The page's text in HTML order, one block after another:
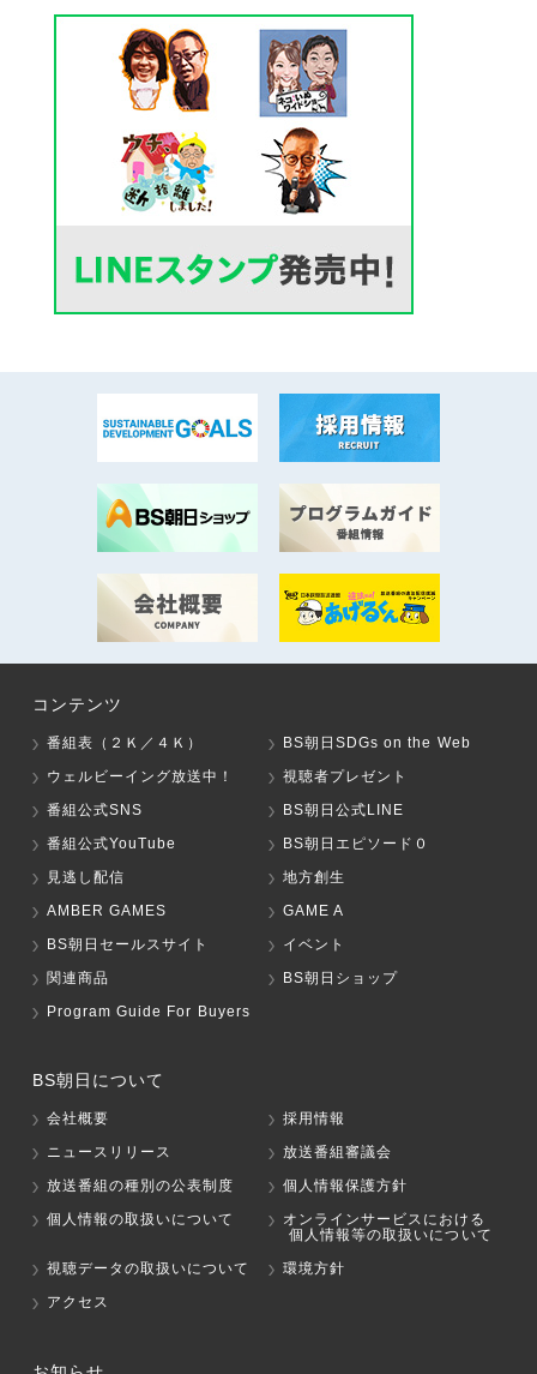
コンテンツ
番組表（２Ｋ／４Ｋ）
BS朝日SDGs on the Web
ウェルビーイング放送中！
視聴者プレゼント
番組公式SNS
BS朝日公式LINE
番組公式YouTube
BS朝日エピソード０
見逃し配信
地方創生
AMBER GAMES
GAME A
BS朝日セールスサイト
イベント
関連商品
BS朝日ショップ
Program Guide For Buyers
BS朝日について
会社概要
採用情報
ニュースリリース
放送番組審議会
放送番組の種別の公表制度
個人情報保護方針
個人情報の取扱いについて
オンラインサービスにおける
個人情報等の取扱いについて
視聴データの取扱いについて
環境方針
アクセス